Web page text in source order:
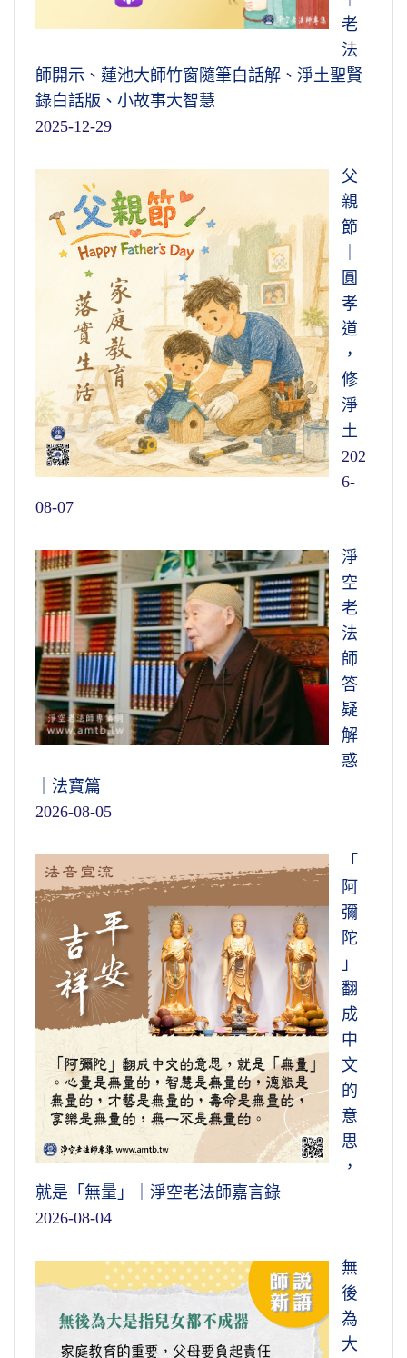
老
法
師開示、蓮池大師竹窗隨筆白話解、淨土聖賢
錄白話版、小故事大智慧
2025-12-29
父
親
節
圓
孝
道
，
修
淨
土
202
6-
08-07
淨
空
老
法
師
答
疑
解
惑
｜法寶篇
2026-08-05
「
阿
彌
陀
」
翻
成
中
文
的
意
思
，
就是「無量」｜淨空老法師嘉言錄
2026-08-04
無
後
為
大